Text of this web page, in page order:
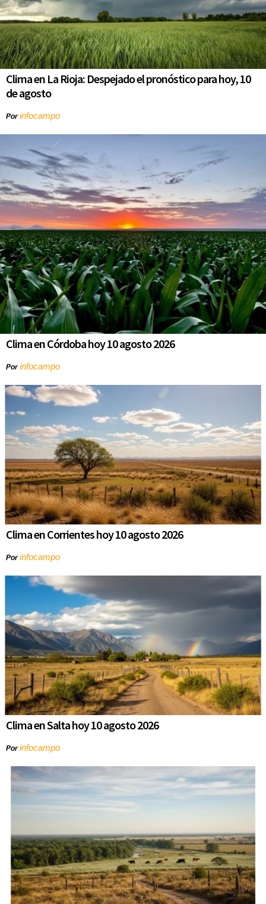
Clima en La Rioja: Despejado el pronóstico para hoy, 10
de agosto
Porinfocampo
Clima en Córdoba hoy 10 agosto 2026
Porinfocampo
Clima en Corrientes hoy 10 agosto 2026
Porinfocampo
Clima en Salta hoy 10 agosto 2026
Porinfocampo